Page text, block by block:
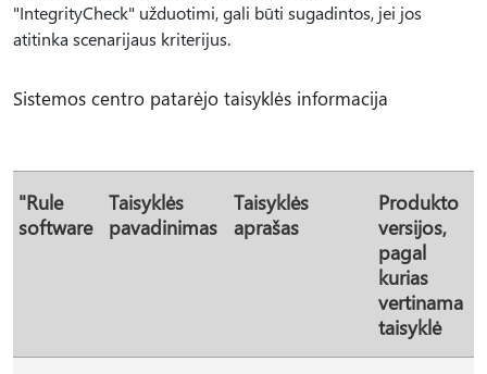
"IntegrityCheck" užduotimi, gali būti sugadintos, jei jos
atitinka scenarijaus kriterijus.
Sistemos centro patarėjo taisyklės informacija
"Rule
software
Taisyklės
pavadinimas
Taisyklės
aprašas
Produkto
versijos,
pagal
kurias
vertinama
taisyklė